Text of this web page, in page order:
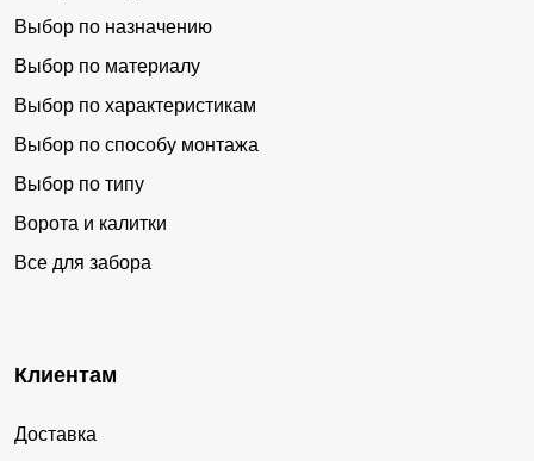
Выбор по назначению
Выбор по материалу
Выбор по характеристикам
Выбор по способу монтажа
Выбор по типу
Ворота и калитки
Все для забора
Клиентам
Доставка